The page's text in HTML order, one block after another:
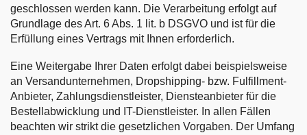
geschlossen werden kann. Die Verarbeitung erfolgt auf
Grundlage des Art. 6 Abs. 1 lit. b DSGVO und ist für die
Erfüllung eines Vertrags mit Ihnen erforderlich.
Eine Weitergabe Ihrer Daten erfolgt dabei beispielsweise
an Versandunternehmen, Dropshipping- bzw. Fulfillment-
Anbieter, Zahlungsdienstleister, Diensteanbieter für die
Bestellabwicklung und IT-Dienstleister. In allen Fällen
beachten wir strikt die gesetzlichen Vorgaben. Der Umfang